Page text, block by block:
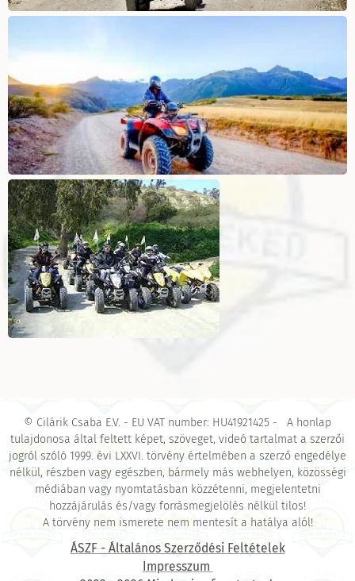
© Cilárik Csaba E.V. - EU VAT number: HU41921425 - A honlap
tulajdonosa által feltett képet, szöveget, videó tartalmat a szerzői
jogról szóló 1999. évi LXXVI. törvény értelmében a szerző engedélye
nélkül, részben vagy egészben, bármely más webhelyen, közösségi
médiában vagy nyomtatásban közzétenni, megjelentetni
hozzájárulás és/vagy forrásmegjelölés nélkül tilos!
A törvény nem ismerete nem mentesít a hatálya alól!
ÁSZF - Általános Szerződési Feltételek
Impresszum